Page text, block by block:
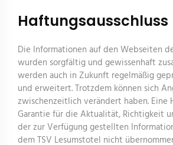
Haftungsausschluss
Die Informationen auf den Webseiten
wurden sorgfältig und gewissenhaft
werden auch in Zukunft regelmäßig
und erweitert. Trotzdem können sich
zwischenzeitlich verändert haben. Eine
Garantie für die Aktualität, Richtigkeit
der zur Verfügung gestellten
dem TSV Lesumstotel nicht